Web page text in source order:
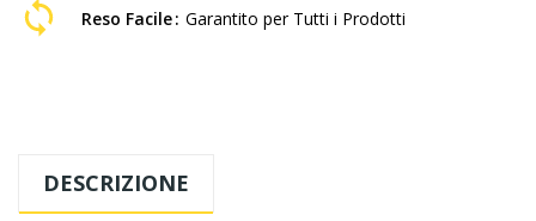
Reso Facile Garantito per Tutti i Prodotti
DESCRIZIONE